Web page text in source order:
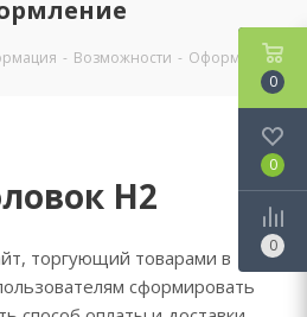
- Возможности - Оформление
H2
торгующий товарами в
сформировать
0
0
0